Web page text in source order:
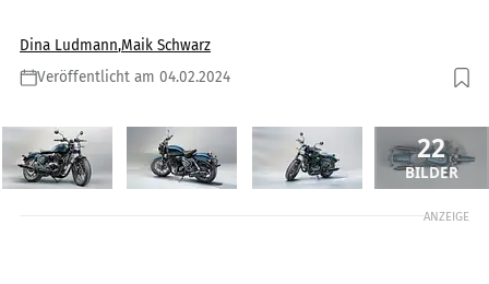
Dina Ludmann,Maik Schwarz
Veröffentlicht am 04.02.2024
22
BILDER
ANZEIGE